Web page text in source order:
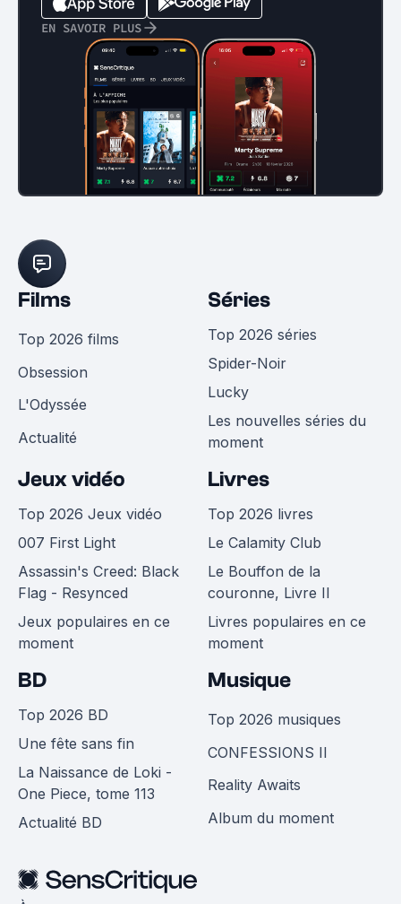
EN SAVOIR PLUS
Films
Top 2026 films
Obsession
L'Odyssée
Actualité
Séries
Top 2026 séries
Spider-Noir
Lucky
Les nouvelles séries du
moment
Jeux vidéo
Top 2026 Jeux vidéo
007 First Light
Assassin's Creed: Black
Flag - Resynced
Jeux populaires en ce
moment
Livres
Top 2026 livres
Le Calamity Club
Le Bouffon de la
couronne, Livre II
Livres populaires en ce
moment
BD
Top 2026 BD
Une fête sans fin
La Naissance de Loki -
One Piece, tome 113
Actualité BD
Musique
Top 2026 musiques
CONFESSIONS II
Reality Awaits
Album du moment